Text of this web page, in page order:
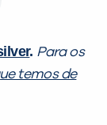
. Para os
temos de